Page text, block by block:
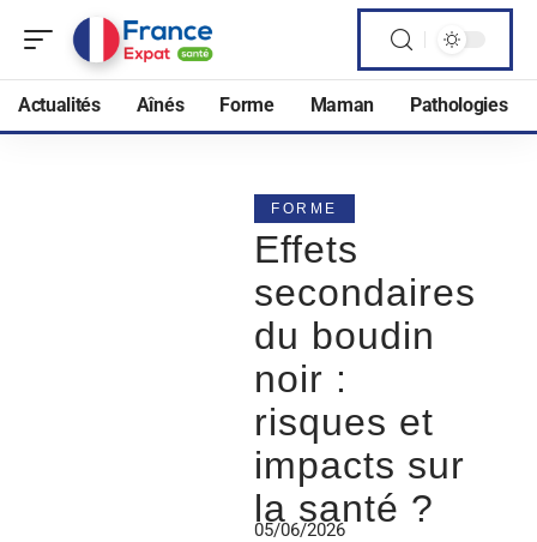
Actualités Aînés Forme Maman Pathologies
FORME
Effets
secondaires
du boudin
noir :
risques et
impacts sur
la santé ?
05/06/2026